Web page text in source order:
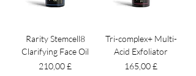
Rarity Stemcell8
Clarifying Face Oil
Prezzo
210,00 £
Tri-complex+ Multi-
Acid Exfoliator
Prezzo
165,00 £